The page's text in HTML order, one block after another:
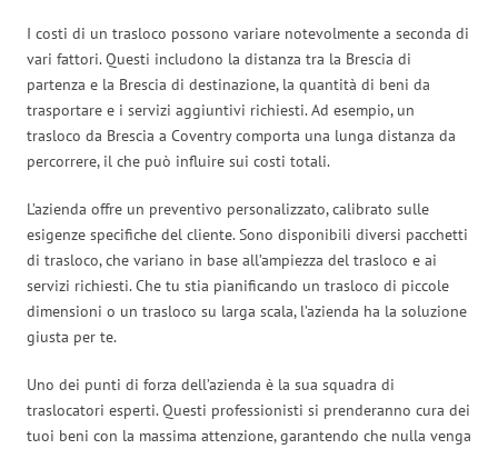
I costi di un trasloco possono variare notevolmente a seconda di
vari fattori. Questi includono la distanza tra la Brescia di
partenza e la Brescia di destinazione, la quantità di beni da
trasportare e i servizi aggiuntivi richiesti. Ad esempio, un
trasloco da Brescia a Coventry comporta una lunga distanza da
percorrere, il che può influire sui costi totali.
L’azienda offre un preventivo personalizzato, calibrato sulle
esigenze specifiche del cliente. Sono disponibili diversi pacchetti
di trasloco, che variano in base all’ampiezza del trasloco e ai
servizi richiesti. Che tu stia pianificando un trasloco di piccole
dimensioni o un trasloco su larga scala, l’azienda ha la soluzione
giusta per te.
Uno dei punti di forza dell’azienda è la sua squadra di
traslocatori esperti. Questi professionisti si prenderanno cura dei
tuoi beni con la massima attenzione, garantendo che nulla venga